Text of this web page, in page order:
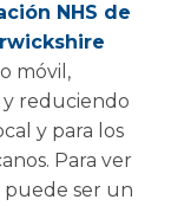
NHS de
móvil,
reduciendo
y para los
Para ver
ser un